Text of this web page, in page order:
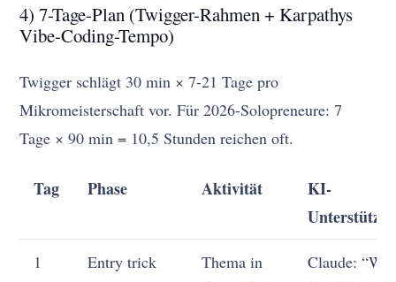
4) 7-Tage-Plan (Twigger-Rahmen + Karpathys
Vibe-Coding-Tempo)
Twigger schlägt 30 min × 7-21 Tage pro
Mikromeisterschaft vor. Für 2026-Solopreneure: 7
Tage × 90 min = 10,5 Stunden reichen oft.
Tag Phase Aktivität
KI-
1 Entry trick
Thema in
Claude: